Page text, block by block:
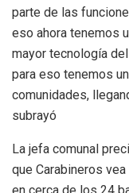
parte de las
eso ahora tenemos
mayor tecnología
para eso tenemos
comunidades,
subrayó
La jefa comunal
que Carabineros